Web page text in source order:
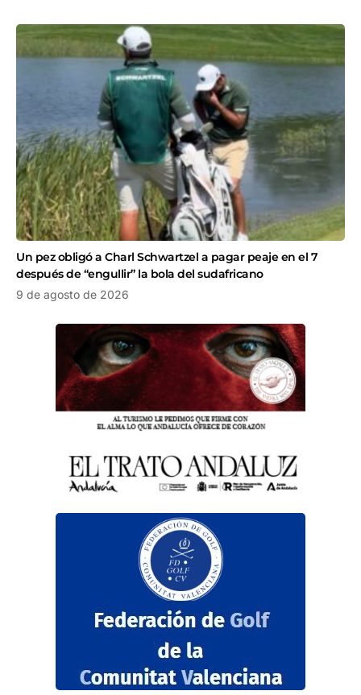
Un pez obligó a Charl Schwartzel a pagar peaje en el 7
después de “engullir” la bola del sudafricano
9 de agosto de 2026